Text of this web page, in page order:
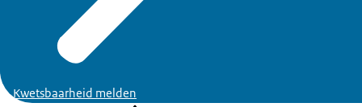
Kwetsbaarheid melden